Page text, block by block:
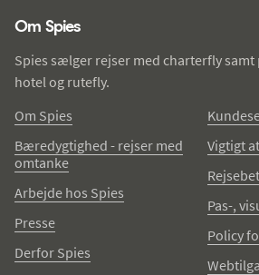
Om Spies
Spies sælger rejser med charterfly samt
hotel og rutefly.
Om Spies
Bæredygtighed - rejser med
omtanke
Arbejde hos Spies
Presse
Derfor Spies
Vigtigt
Pas-,
Policy